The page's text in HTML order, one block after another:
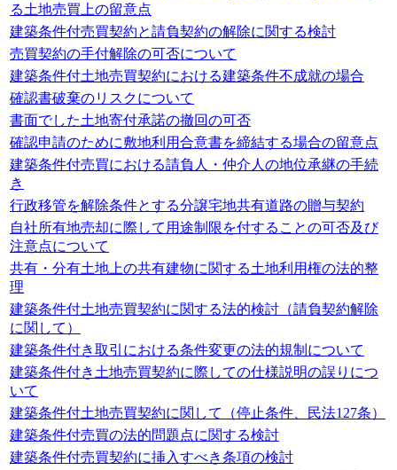
る土地売買上の留意点
建築条件付売買契約と請負契約の解除に関する検討
売買契約の手付解除の可否について
建築条件付土地売買契約における建築条件不成就の場合
確認書破棄のリスクについて
書面でした土地寄付承諾の撤回の可否
確認申請のために敷地利用合意書を締結する場合の留意点
建築条件付売買における請負人・仲介人の地位承継の手続
き
行政移管を解除条件とする分譲宅地共有道路の贈与契約
自社所有地売却に際して用途制限を付することの可否及び
注意点について
共有・分有土地上の共有建物に関する土地利用権の法的整
理
建築条件付土地売買契約に関する法的検討（請負契約解除
に関して）
建築条件付き取引における条件変更の法的規制について
建築条件付き土地売買契約に際しての仕様説明の誤りにつ
いて
建築条件付土地売買契約に関して（停止条件、民法127条）
建築条件付売買の法的問題点に関する検討
建築条件付売買契約に挿入すべき条項の検討